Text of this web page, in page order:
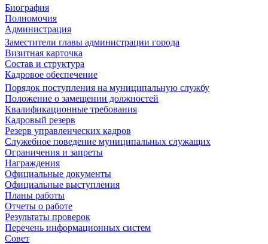
Биография
Полномочия
Администрация
Заместители главы администрации города
Визитная карточка
Состав и структура
Кадровое обеспечение
Порядок поступления на муниципальную службу
Положение о замещении должностей
Квалификационные требования
Кадровый резерв
Резерв управленческих кадров
Служебное поведение муниципальных служащих
Ограничения и запреты
Награждения
Официальные документы
Официальные выступления
Планы работы
Отчеты о работе
Результаты проверок
Перечень информационных систем
Совет